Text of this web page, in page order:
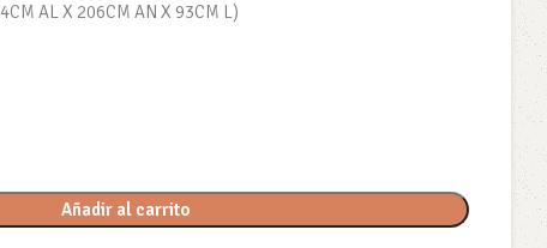
AL X 206CM AN X 93CM L)
Añadir al carrito